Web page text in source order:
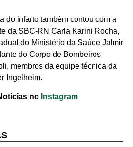
do infarto também contou com a
da SBC-RN Carla Karini Rocha,
do Ministério da Saúde Jalmir
do Corpo de Bombeiros
membros da equipe técnica da
Ingelheim.
no Instagram